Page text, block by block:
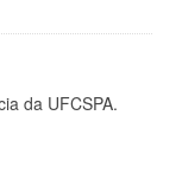
da UFCSPA.